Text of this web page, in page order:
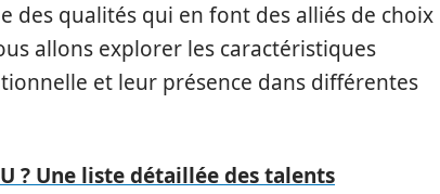
des qualités qui en font des alliés de choix
allons explorer les caractéristiques
et leur présence dans différentes
? Une liste détaillée des talents